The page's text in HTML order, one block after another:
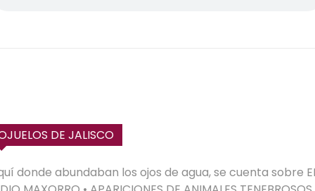
DE JALISCO
donde abundaban los ojos de agua, se cuenta sobre